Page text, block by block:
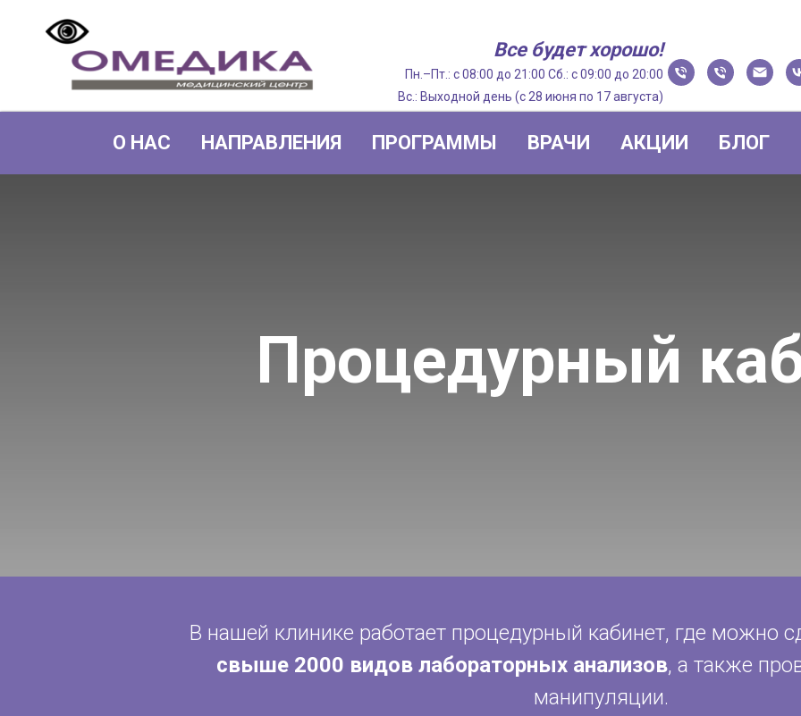
Все будет хорошо!
Пн.–Пт.: с 08:00 до 21:00 Сб.: с 09:00 до 20:00
Вс.: Выходной день (с 28 июня по 17 августа)
О НАС НАПРАВЛЕНИЯ ПРОГРАММЫ ВРАЧИ АКЦИИ БЛОГ
Процедурный
В нашей клинике работает процедурный кабинет, где можно
свыше 2000 видов лабораторных анализов, а также
манипуляции.